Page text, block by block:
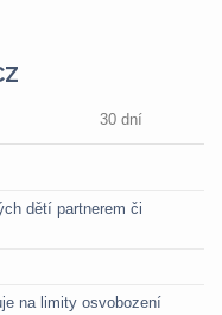
30 dní
dětí partnerem či
na limity osvobození